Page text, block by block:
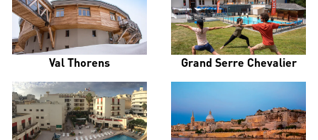
Val Thorens Grand Serre Chevalier